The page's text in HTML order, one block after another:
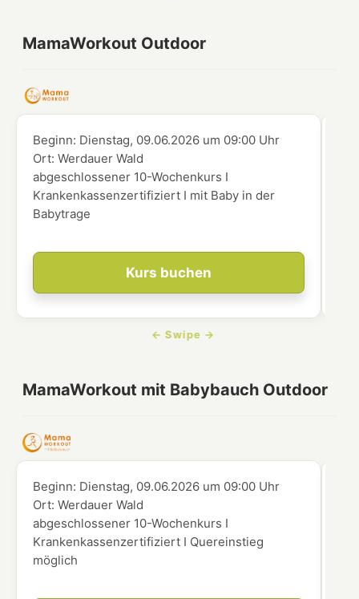
MamaWorkout Outdoor
Kurs buchen
Beginn: Dienstag, 09.06.2026 um 09:00 Uhr
Ort:Werdauer Wald
abgeschlossener 10-Wochenkurs I
Krankenkassenzertifiziert I mit Baby in der
Babytrage
MamaWorkout mit Babybauch Outdoor
Beginn: Dienstag, 09.06.2026 um 09:00 Uhr
Ort:Werdauer Wald
abgeschlossener 10-Wochenkurs I
Krankenkassenzertifiziert I Quereinstieg
möglich